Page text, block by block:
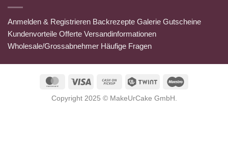
Anmelden & Registrieren Backrezepte Galerie Gutscheine
Kundenvorteile Offerte Versandinformationen
Wholesale/Grossabnehmer Häufige Fragen
MasterCardVisa
Cash
Pickup
Twint
Copyright 2025 © MakeUrCake GmbH .